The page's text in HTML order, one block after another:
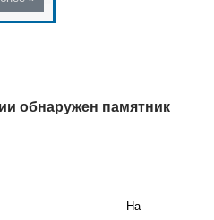
обнаружен памятник
На